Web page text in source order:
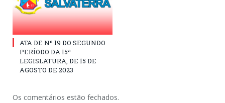
ATA DE Nº 19 DO SEGUNDO
PERÍODO DA 15ª
LEGISLATURA, DE 15 DE
AGOSTO DE 2023
Os comentários estão fechados.